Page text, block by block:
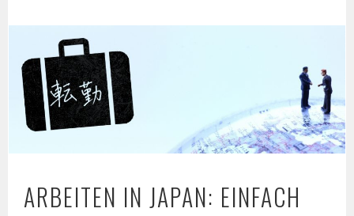
ARBEITEN IN JAPAN: EINFACH